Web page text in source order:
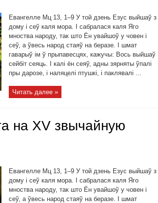
Евангелле Мц 13, 1–9 У той дзень Езус выйшаў з
дому і сеў каля мора. І сабралася каля Яго
мноства народу, так што Ён увайшоў у човен і
сеў, а ўвесь народ стаяў на беразе. І шмат
гаварыў ім ў прыпавесцях, кажучы: Вось выйшаў
сейбіт сеяць. І калі ён сеяў, адны зярняты ўпалі
пры дарозе, і наляцелі птушкі, і паклявалі ...
Читать далее »
на ХV звычайную
Евангелле Мц 13, 1–9 У той дзень Езус выйшаў з
дому і сеў каля мора. І сабралася каля Яго
мноства народу, так што Ён увайшоў у човен і
сеў, а ўвесь народ стаяў на беразе. І шмат